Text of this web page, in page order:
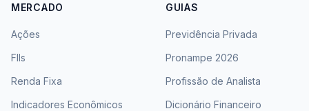
MERCADO
Ações
FIIs
Renda Fixa
Indicadores Econômicos
GUIAS
Previdência Privada
Pronampe 2026
Profissão de Analista
Dicionário Financeiro